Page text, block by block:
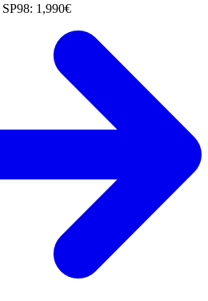
SP98: 1,990€